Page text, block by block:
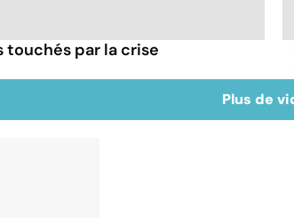
touchés par la crise
Plus de